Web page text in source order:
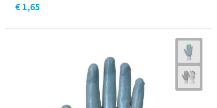
€ 1,65